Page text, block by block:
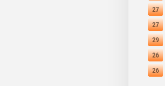
27
27
29
26
26